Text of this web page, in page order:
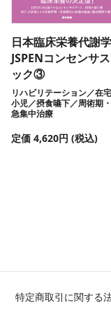
日本臨床栄養代謝
JSPENコンセンサ
ック③
リハビリテーション／在
小児／摂食嚥下／周術期
急集中治療
定価 4,620円 (税込)
特定商取引に関する